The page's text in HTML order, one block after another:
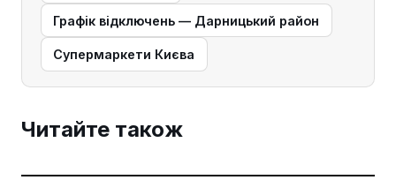
Графік відключень — Дарницький район
Супермаркети Києва
Читайте також